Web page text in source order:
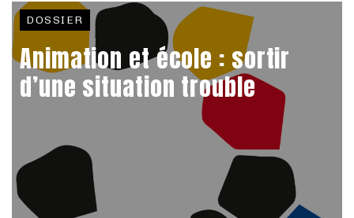
DOSSIER
Animation et école : sortir
d’une situation trouble